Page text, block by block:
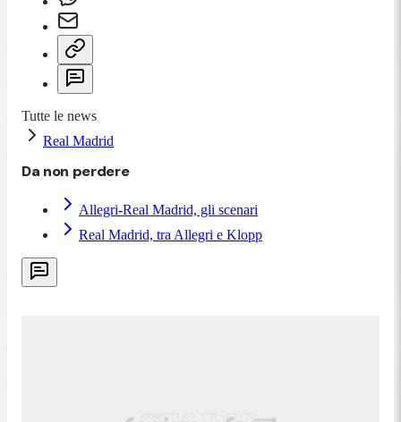
Tutte le news
Real Madrid
Da non perdere
Allegri-Real Madrid, gli scenari
Real Madrid, tra Allegri e Klopp